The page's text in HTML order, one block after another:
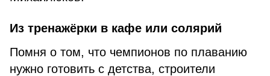
Из тренажёрки в кафе или солярий
Помня о том, что чемпионов по плаванию
нужно готовить с детства, строители